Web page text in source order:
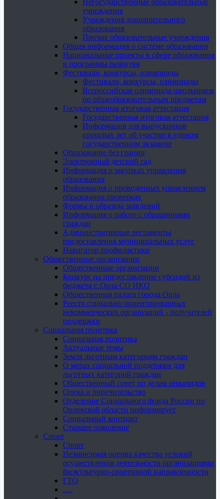
Негосударственные образовательные
учреждения
Учреждения дополнительного
образования
Прочие образовательные учреждения
Общая информация о системе образования
Национальные проекты в сфере образования
и программы развития
Фестивали, конкурсы, олимпиады
Фестивали, конкурсы, олимпиады
Всероссийская олимпиада школьников
по общеобразовательным предметам
Государственная итоговая аттестация
Государственная итоговая аттестация
Информация для выпускников
прошлых лет об участии в едином
государственном экзамене
Образование без границ
Электронный детский сад
Информация о закупках управления
образования
Информация о проведенных управлением
образования проверках
Формы и образцы заявлений
Информация о работе с обращениями
граждан
Административные регламенты
предоставления муниципальных услуг
Навигатор профилактики
Общественные организации
Общественные организации
Конкурс на предоставление субсидий из
бюджета г. Орла СО НКО
Общественная палата города Орла
Реестр социально ориентированных
некоммерческих организаций - получателей
поддержки
Социальная политика
Социальная политика
Актуальные темы
Земля льготным категориям граждан
О мерах социальной поддержки для
льготных категорий граждан
Общественный совет по делам инвалидов
Опека и попечительство
Отделение Социального фонда России по
Орловской области информирует
Социальный контракт
Старшее поколение
Спорт
Спорт
Независимая оценка качества условий
осуществления деятельности организациями
физкультурно-спортивной направленности
ГТО
.....